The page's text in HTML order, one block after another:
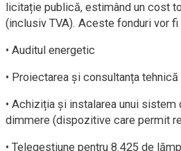
licitație publică, estimând un cost
(inclusiv TVA). Aceste fonduri vor fi
• Auditul energetic
• Proiectarea și consultanța tehnică
• Achiziția și instalarea unui
dimmere (dispozitive care permit
• Telegestiune pentru 8.425 de